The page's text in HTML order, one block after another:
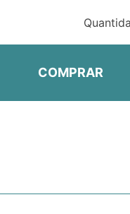
COMPRAR